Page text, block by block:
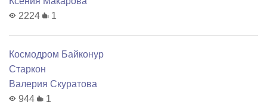
2224
1
Космодром Байконур
Старкон
Валерия Скуратова
944
1